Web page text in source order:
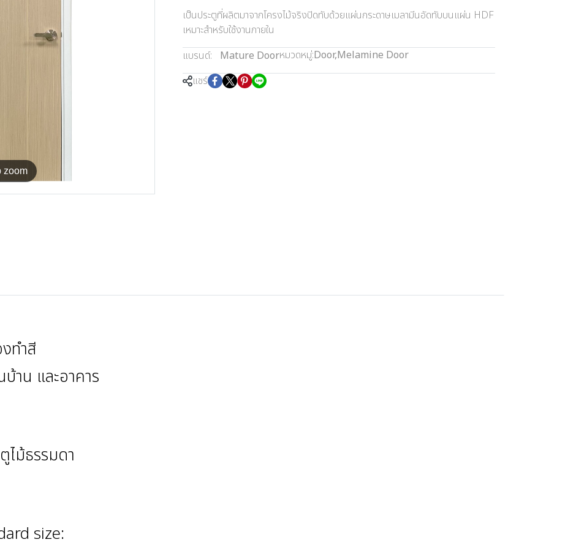
zoom
เป็นประตูที่ผลิตมาจากโครงไม้จริงปิดทับด้วยแผ่นกระดาษเมลามีนอัดทับบนแผ่น HDF
เหมาะสำหรับใช้งานภายใน
แบรนด์:
Mature Doorหมวดหมู่:Door,Melamine Door
แชร์
ทำสี
บ้าน และอาคาร
ไม้ธรรมดา
size: